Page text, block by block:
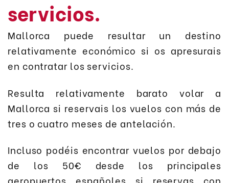
servicios.
Mallorca puede resultar un destino
relativamente económico si os apresurais
en contratar los servicios.
Resulta relativamente barato volar a
Mallorca si reservais los vuelos con más de
tres o cuatro meses de antelación.
Incluso podéis encontrar vuelos por debajo
de los 50€ desde los principales